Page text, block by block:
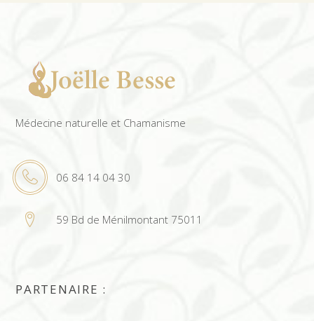
Médecine naturelle et Chamanisme
06 84 14 04 30
59 Bd de Ménilmontant 75011
PARTENAIRE :